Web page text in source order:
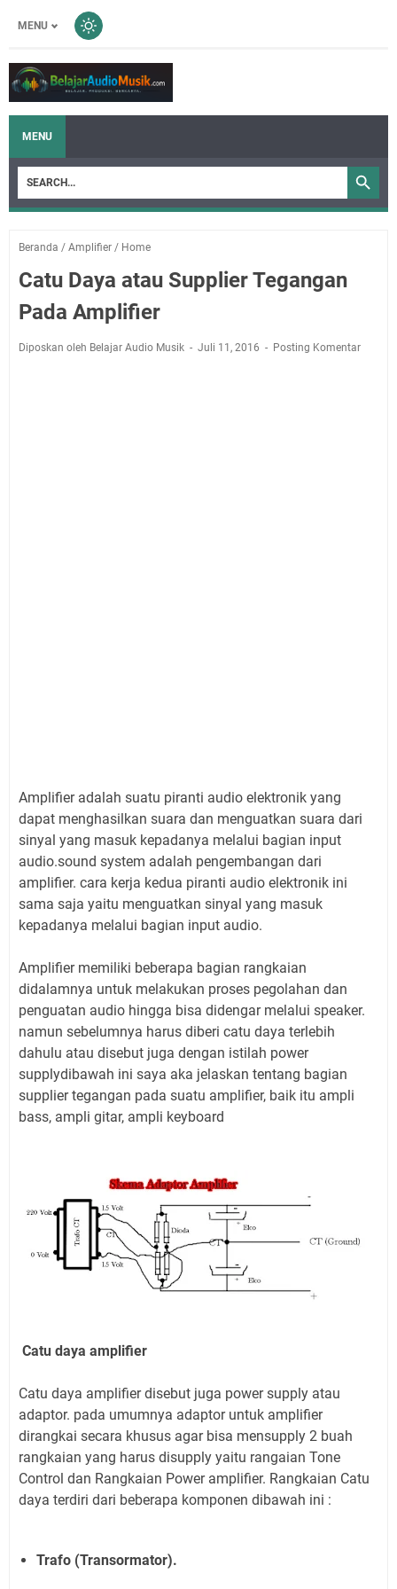
MENU
MENU
Beranda / Amplifier / Home
Catu Daya atau Supplier Tegangan
Pada Amplifier
Diposkan oleh Belajar Audio Musik Juli 11, 2016 Posting Komentar
Amplifier adalah suatu piranti audio elektronik yang
dapat menghasilkan suara dan menguatkan suara dari
sinyal yang masuk kepadanya melalui bagian input
audio.sound system adalah pengembangan dari
amplifier. cara kerja kedua piranti audio elektronik ini
sama saja yaitu menguatkan sinyal yang masuk
kepadanya melalui bagian input audio.
Amplifier memiliki beberapa bagian rangkaian
didalamnya untuk melakukan proses pegolahan dan
penguatan audio hingga bisa didengar melalui speaker.
namun sebelumnya harus diberi catu daya terlebih
dahulu atau disebut juga dengan istilah power
supplydibawah ini saya aka jelaskan tentang bagian
supplier tegangan pada suatu amplifier, baik itu ampli
bass, ampli gitar, ampli keyboard
Catu daya amplifier
Catu daya amplifier disebut juga power supply atau
adaptor. pada umumnya adaptor untuk amplifier
dirangkai secara khusus agar bisa mensupply 2 buah
rangkaian yang harus disupply yaitu rangaian Tone
Control dan Rangkaian Power amplifier. Rangkaian Catu
daya terdiri dari beberapa komponen dibawah ini :
Trafo (Transormator).